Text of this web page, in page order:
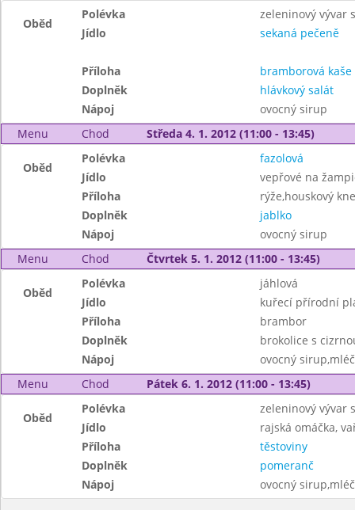
Oběd
Polévka
zeleninový vývar
Jídlo
sekaná pečeně
Příloha
bramborová kaše
Doplněk
hlávkový salát
Nápoj
ovocný sirup
Menu
Chod Středa 4. 1. 2012 (11:00 - 13:45)
Oběd
Polévka
fazolová
Jídlo
vepřové na
Příloha
rýže,houskový
Doplněk
jablko
Nápoj
ovocný sirup
Menu
Chod Čtvrtek 5. 1. 2012 (11:00 - 13:45)
Oběd
Polévka
jáhlová
Jídlo
kuřecí přírodní
Příloha
brambor
Doplněk
brokolice s
Nápoj
ovocný
Menu
Chod Pátek 6. 1. 2012 (11:00 - 13:45)
Oběd
Polévka
zeleninový vývar
Jídlo
rajská omáčka,
Příloha
těstoviny
Doplněk
pomeranč
Nápoj
ovocný